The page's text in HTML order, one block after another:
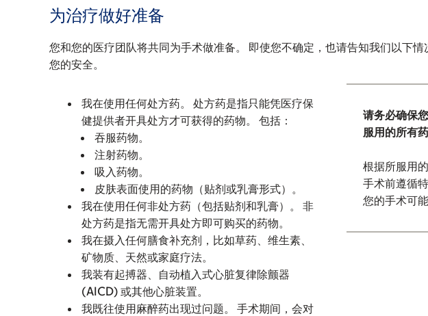
为治疗做好准备
您和您的医疗团队将共同为手术做准备。 即使您不确定，也请告知我们以下
您的安全。
请务必确保
服用的所有
根据所服用
手术前遵循
您的手术可
我在使用任何处方药。 处方药是指只能凭医疗保
健提供者开具处方才可获得的药物。 包括：
吞服药物。
注射药物。
吸入药物。
皮肤表面使用的药物（贴剂或乳膏形式）。
我在使用任何非处方药（包括贴剂和乳膏）。 非
处方药是指无需开具处方即可购买的药物。
我在摄入任何膳食补充剂，比如草药、维生素、
矿物质、天然或家庭疗法。
我装有起搏器、自动植入式心脏复律除颤器
(AICD) 或其他心脏装置。
我既往使用麻醉药出现过问题。 手术期间，会对